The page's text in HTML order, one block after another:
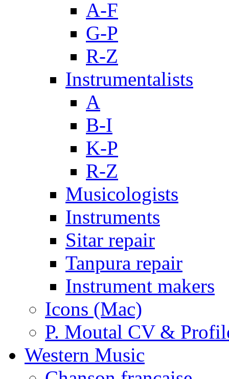
A-F
G-P
R-Z
Instrumentalists
A
B-I
K-P
R-Z
Musicologists
Instruments
Sitar repair
Tanpura repair
Instrument makers
Icons (Mac)
P. Moutal CV &
Western Music